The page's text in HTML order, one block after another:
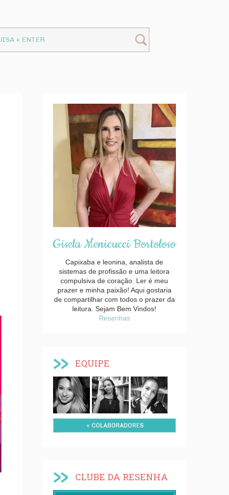
Gisela Menicucci Bortoloso
Capixaba e leonina, analista de
sistemas de profissão e uma leitora
compulsiva de coração. Ler é meu
prazer e minha paixão! Aqui gostaria
de compartilhar com todos o prazer da
leitura. Sejam Bem Vindos!
Resenhas
EQUIPE
CLUBE DA RESENHA